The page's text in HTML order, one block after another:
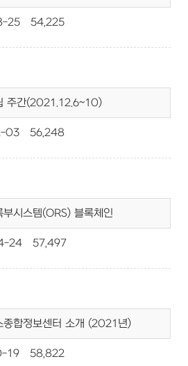
25 54,225
주간(2021.12.6~10)
03 56,248
부시스템(ORS) 블록체인
24 57,497
종합정보센터 소개 (2021년)
19 58,822